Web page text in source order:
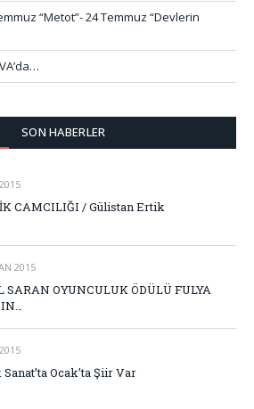
“Metot”- 24 Temmuz “Devlerin
SON HABERLER
CAMCILIĞI / Gülistan Ertik
2015
SARAN OYUNCULUK ÖDÜLÜ FULYA
Ocak’ta Şiir Var